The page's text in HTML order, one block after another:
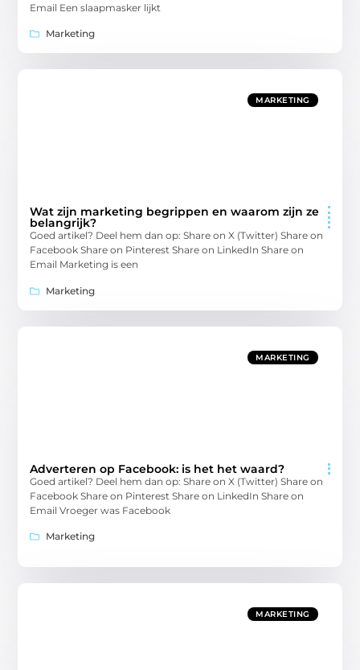
Email Een slaapmasker lijkt
Marketing
MARKETING
Wat zijn marketing begrippen en waarom zijn ze
belangrijk?
Goed artikel? Deel hem dan op: Share on X (Twitter) Share on
Facebook Share on Pinterest Share on LinkedIn Share on
Email Marketing is een
Marketing
MARKETING
Adverteren op Facebook: is het het waard?
Goed artikel? Deel hem dan op: Share on X (Twitter) Share on
Facebook Share on Pinterest Share on LinkedIn Share on
Email Vroeger was Facebook
Marketing
MARKETING